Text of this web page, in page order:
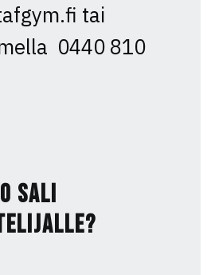
tai
0440 810
sali